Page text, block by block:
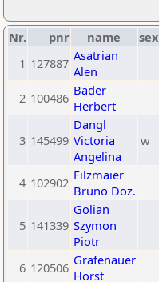
Nr. pnr name sex
1 127887 Asatrian
Alen
2 100486 Bader
Herbert
3 145499
Dangl
Victoria
Angelina
w
4 102902 Filzmaier
Bruno Doz.
5 141339
Golian
Szymon
Piotr
6 120506 Grafenauer
Horst